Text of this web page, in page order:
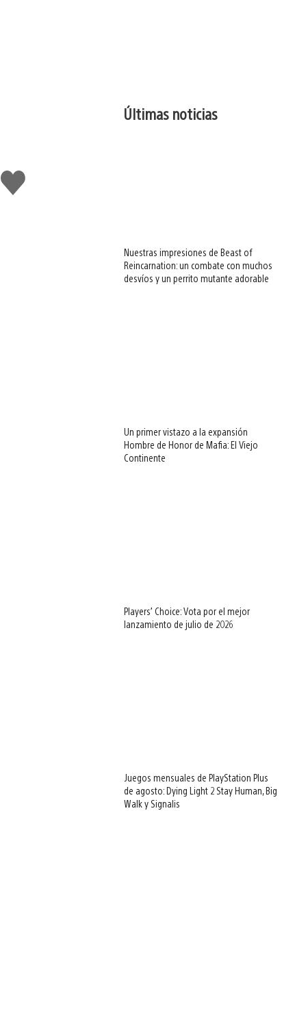
Me
gusta
Últimas noticias
Nuestras impresiones de Beast of
Reincarnation: un combate con muchos
desvíos y un perrito mutante adorable
Un primer vistazo a la expansión
Hombre de Honor de Mafia: El Viejo
Continente
Players’ Choice: Vota por el mejor
lanzamiento de julio de 2026
Juegos mensuales de PlayStation Plus
de agosto: Dying Light 2 Stay Human, Big
Walk y Signalis